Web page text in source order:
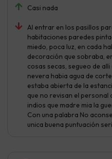
Casi nada
Al entrar en los pasillos
habitaciones paredes
miedo, poca luz, en cada
decoración que sobraba,
cosas secas, segueo de
nevera habia agua de
estaba abierta de la
que no revisan el personal
indios que madre mia la
Con una palabra No
unica buena puntuación